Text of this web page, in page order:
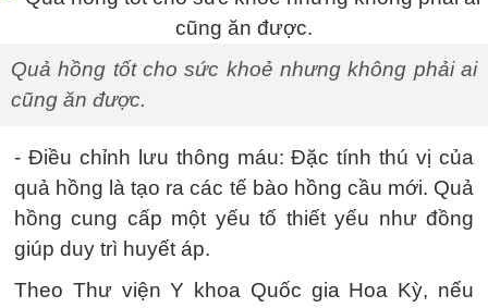
Quả hồng tốt cho sức khoẻ nhưng không phải ai
cũng ăn được.
- Điều chỉnh lưu thông máu: Đặc tính thú vị của
quả hồng là tạo ra các tế bào hồng cầu mới. Quả
hồng cung cấp một yếu tố thiết yếu như đồng
giúp duy trì huyết áp.
Theo Thư viện Y khoa Quốc gia Hoa Kỳ, nếu